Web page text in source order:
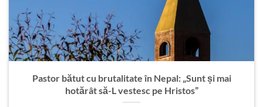
Pastor bătut cu brutalitate în Nepal: „Sunt și mai
hotărât să-L vestesc pe Hristos”